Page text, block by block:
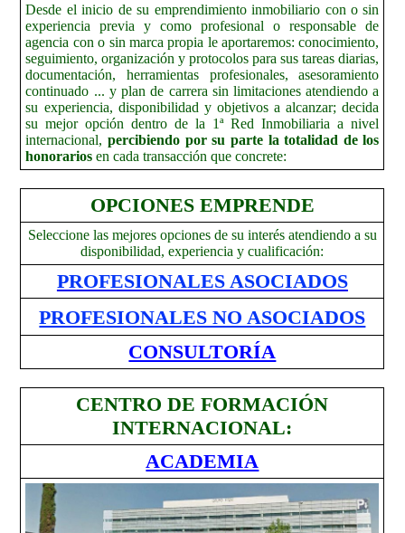
Desde el inicio de su emprendimiento inmobiliario con o sin
experiencia previa y como profesional o responsable de
agencia con o sin marca propia le aportaremos: conocimiento,
seguimiento, organización y protocolos para sus tareas diarias,
documentación, herramientas profesionales, asesoramiento
continuado ... y plan de carrera sin limitaciones atendiendo a
su experiencia, disponibilidad y objetivos a alcanzar; decida
su mejor opción dentro de la 1ª Red Inmobiliaria a nivel
internacional,percibiendo por su parte la totalidad de los
honorarios en cada transacción que concrete:
OPCIONES EMPRENDE
Seleccione las mejores opciones de su interés atendiendo a su
disponibilidad, experiencia y cualificación:
PROFESIONALES ASOCIADOS
PROFESIONALES NO ASOCIADOS
CONSULTORÍA
CENTRO DE FORMACIÓN
INTERNACIONAL:
ACADEMIA